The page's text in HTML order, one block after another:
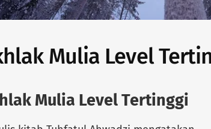
Mulia Level
Mulia Level Tertinggi